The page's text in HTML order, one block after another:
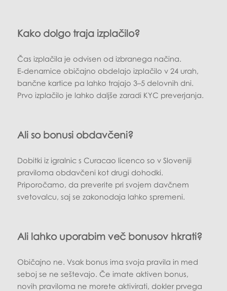
Kako dolgo traja izplačilo?
Čas izplačila je odvisen od izbranega načina.
E‑denarnice običajno obdelajo izplačilo v 24 urah,
bančne kartice pa lahko trajajo 3–5 delovnih dni.
Prvo izplačilo je lahko daljše zaradi KYC preverjanja.
Ali so bonusi obdavčeni?
Dobitki iz igralnic s Curacao licenco so v Sloveniji
praviloma obdavčeni kot drugi dohodki.
Priporočamo, da preverite pri svojem davčnem
svetovalcu, saj se zakonodaja lahko spremeni.
Ali lahko uporabim več bonusov hkrati?
Običajno ne. Vsak bonus ima svoja pravila in med
seboj se ne seštevajo. Če imate aktiven bonus,
novih praviloma ne morete aktivirati, dokler prvega